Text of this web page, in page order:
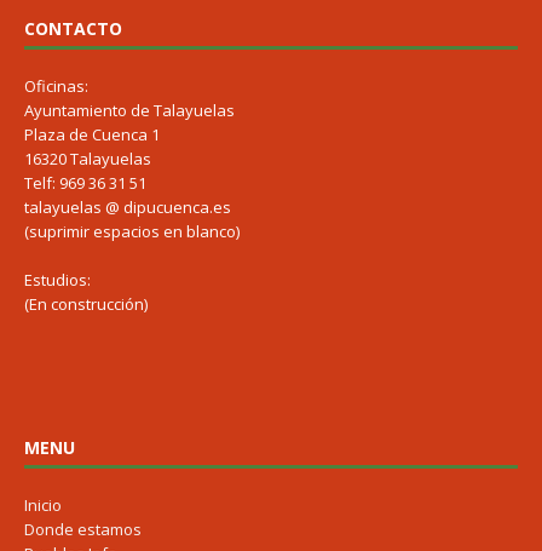
CONTACTO
Oficinas:
Ayuntamiento de Talayuelas
Plaza de Cuenca 1
16320 Talayuelas
Telf: 969 36 31 51
talayuelas @ dipucuenca.es
(suprimir espacios en blanco)
Estudios:
(En construcción)
MENU
Inicio
Donde estamos